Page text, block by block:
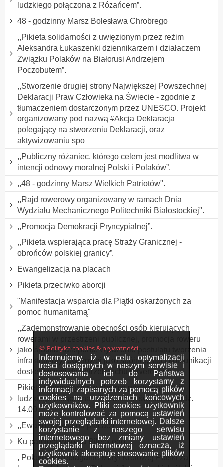
🍪 Polityka cookies & prywatności
Informujemy, iż w celu optymalizacji
treści dostępnych w naszym serwisie i
dostosowania ich do Państwa
indywidualnych potrzeb korzystamy z
informacji zapisanych za pomocą plików
cookies na urządzeniach końcowych
użytkowników. Pliki cookies użytkownik
może kontrolować za pomocą ustawień
swojej przeglądarki internetowej. Dalsze
korzystanie z naszego serwisu
internetowego bez zmiany ustawień
przeglądarki internetowej oznacza, iż
użytkownik akceptuje stosowanie plików
cookies.
ludzkiego połączona z Różańcem”.
48 - godzinny Marsz Bolesława Chrobrego
,,Pikieta solidarności z uwięzionym przez reżim
Aleksandra Łukaszenki dziennikarzem i działaczem
Związku Polaków na Białorusi Andrzejem
Poczobutem”.
,,Stworzenie drugiej strony Największej Powszechnej
Deklaracji Praw Człowieka na Świecie - zgodnie z
tłumaczeniem dostarczonym przez UNESCO. Projekt
organizowany pod nazwą #Akcja Deklaracja
polegający na stworzeniu Deklaracji, oraz
aktywizowaniu spo
,,Publiczny różaniec, którego celem jest modlitwa w
intencji odnowy moralnej Polski i Polaków”.
,,48 - godzinny Marsz Wielkich Patriotów".
,,Rajd rowerowy organizowany w ramach Dnia
Wydziału Mechanicznego Politechniki Białostockiej".
,,Promocja Demokracji Pryncypialnej”.
,,Pikieta wspierająca pracę Straży Granicznej -
obrońców polskiej granicy”.
Ewangelizacja na placach
Pikieta przeciwko aborcji
"Manifestacja wsparcia dla Piątki oskarżonych za
pomoc humanitarną"
,,Zademonstrowanie obecności osób kierujących
rowerami w przestrzeni publicznej, promocja roweru
jako środka transportu, wyrażenie postulatu tworzenia
infrastruktury rowerowej jako spójnej, sieci komunikacji
dostosowanej do potrzeb ruchu rowerowego
Pikieta informacyjna w obronie poczętego życia
ludzkiego połączona z Różańcem św. około godz.
14.00.
,,Ewangelizacja na placach”.
Ku pamięci Witolda Pileckiego.
, Pokutne przebłaganie Maryi Królowej Polski za